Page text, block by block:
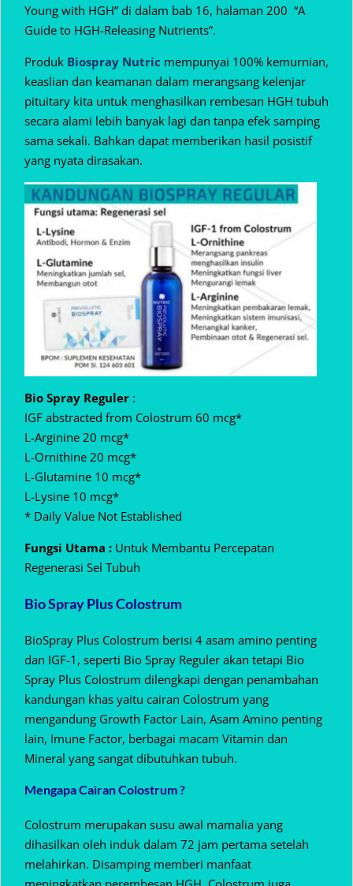
Young with HGH” di dalam bab 16, halaman 200 “A
Guide to HGH-Releasing Nutrients”.
Produk Biospray Nutric mempunyai 100% kemurnian,
keaslian dan keamanan dalam merangsang kelenjar
pituitary kita untuk menghasilkan rembesan HGH tubuh
secara alami lebih banyak lagi dan tanpa efek samping
sama sekali. Bahkan dapat memberikan hasil posistif
yang nyata dirasakan.
Bio Spray Reguler :
IGF abstracted from Colostrum 60 mcg*
L-Arginine 20 mcg*
L-Ornithine 20 mcg*
L-Glutamine 10 mcg*
L-Lysine 10 mcg*
* Daily Value Not Established
Fungsi Utama : Untuk Membantu Percepatan
Regenerasi Sel Tubuh
Bio Spray Plus Colostrum
BioSpray Plus Colostrum berisi 4 asam amino penting
dan IGF-1, seperti Bio Spray Reguler akan tetapi Bio
Spray Plus Colostrum dilengkapi dengan penambahan
kandungan khas yaitu cairan Colostrum yang
mengandung Growth Factor Lain, Asam Amino penting
lain, Imune Factor, berbagai macam Vitamin dan
Mineral yang sangat dibutuhkan tubuh.
Mengapa Cairan Colostrum ?
Colostrum merupakan susu awal mamalia yang
dihasilkan oleh induk dalam 72 jam pertama setelah
melahirkan. Disamping memberi manfaat